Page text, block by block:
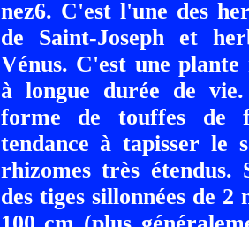
nez6. C'est l'une des
de Saint-Joseph et
Vénus. C'est une plante
à longue durée de
forme de touffes de
tendance à tapisser le
rhizomes très
des tiges sillonnées de